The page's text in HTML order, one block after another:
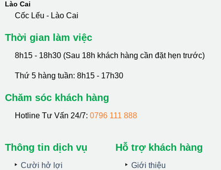
Lào Cai
Cốc Lếu - Lào Cai
Thời gian làm việc
8h15 - 18h30 (Sau 18h khách hàng cần đặt hẹn trước)
Thứ 5 hàng tuần: 8h15 - 17h30
Chăm sóc khách hàng
Hotline Tư Vấn 24/7: 0796 111 888
Thông tin dịch vụ
Cười hở lợi
Hỗ trợ khách hàng
Giới thiệu